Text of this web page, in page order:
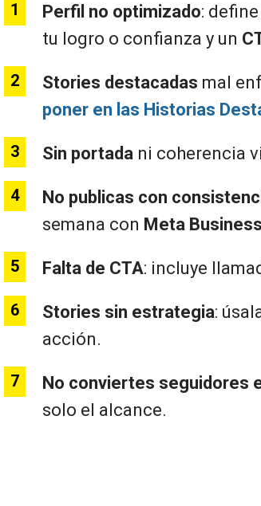
Perfil no optimizado:
tu logro o confianza y un
Stories destacadas mal
poner en las Historias
Sin portada ni coherencia
No publicas con
semana con Meta
Falta de CTA: incluye
Stories sin estrategia:
acción.
No conviertes seguidores
solo el alcance.